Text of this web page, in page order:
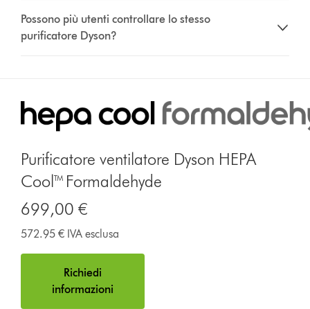
Possono più utenti controllare lo stesso
purificatore Dyson?
Purificatore ventilatore Dyson HEPA
Cool™ Formaldehyde
699,00 €
572.95 € IVA esclusa
Richiedi
informazioni